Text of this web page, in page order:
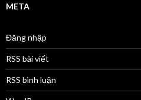
META
Đăng nhập
RSS bài viết
RSS bình luận